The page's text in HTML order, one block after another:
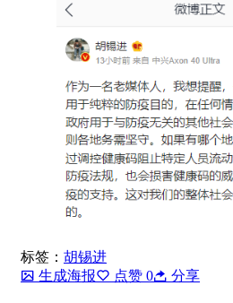
标签： 胡锡进
生成海报
点赞 0 分享